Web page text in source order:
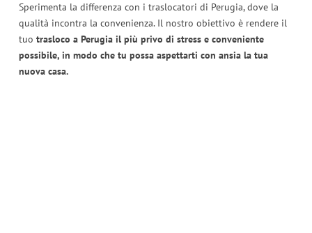
Sperimenta la differenza con i traslocatori di Perugia, dove la
qualità incontra la convenienza. Il nostro obiettivo è rendere il
tuo trasloco a Perugia il più privo di stress e conveniente
possibile, in modo che tu possa aspettarti con ansia la tua
nuova casa.